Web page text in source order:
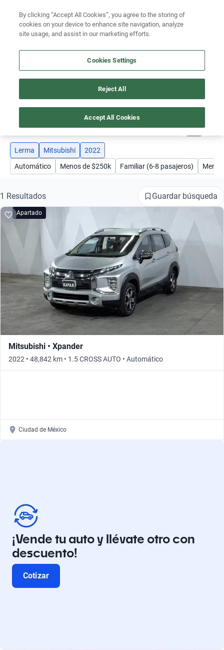
Ubicación
Encuentra el auto ideal para tu presupuesto
Simular plan a meses
AUTOS MITSUBISHI 2022 LERMA
Busca por modelo
Busca por versión
Busca por versión
Busca por año
Lerma Mitsubishi
2022
Automático
Menos de $250k Familiar (6-8 pasajeros)
1 Resultados Guardar búsqueda
Apartado
Mitsubishi • Xpander
2022 • 48,842 km • 1.5 CROSS AUTO • Automático
Ciudad de México
¡Vende tu auto y llévate otro con
descuento!
Cotizar
By clicking “Accept All Cookies”, you agree to the storing of
cookies on your device to enhance site navigation, analyze
site usage, and assist in our marketing efforts.
Cookies Settings
Reject All
Accept All Cookies